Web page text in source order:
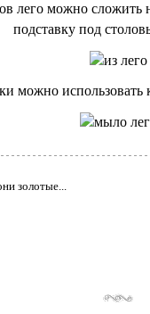
лего можно сложить
подставку под
можно
золотые...